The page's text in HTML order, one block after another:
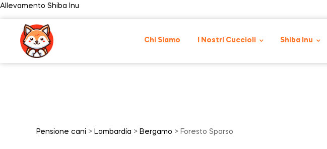
Allevamento Shiba Inu
Chi Siamo I Nostri Cuccioli Shiba Inu
Pensione cani > Lombardía > Bergamo > Foresto Sparso